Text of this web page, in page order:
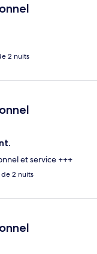
2 nuits
et service +++
2 nuits